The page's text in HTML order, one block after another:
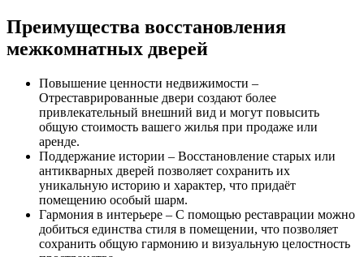
Преимущества восстановления
межкомнатных дверей
Повышение ценности недвижимости –
Отреставрированные двери создают более
привлекательный внешний вид и могут повысить
общую стоимость вашего жилья при продаже или
аренде.
Поддержание истории – Восстановление старых или
антикварных дверей позволяет сохранить их
уникальную историю и характер, что придаёт
помещению особый шарм.
Гармония в интерьере – С помощью реставрации можно
добиться единства стиля в помещении, что позволяет
сохранить общую гармонию и визуальную целостность